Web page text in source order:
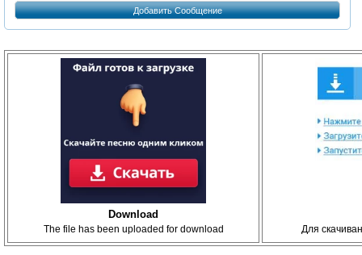
Добавить Сообщение
Download
The file has been uploaded for download Для